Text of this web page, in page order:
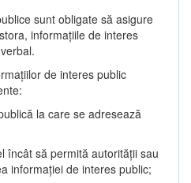
sunt obligate să asigure
informaţiile de interes
de interes public
la care se adresează
încât să permită autorităţii sau
informaţiei de interes public;